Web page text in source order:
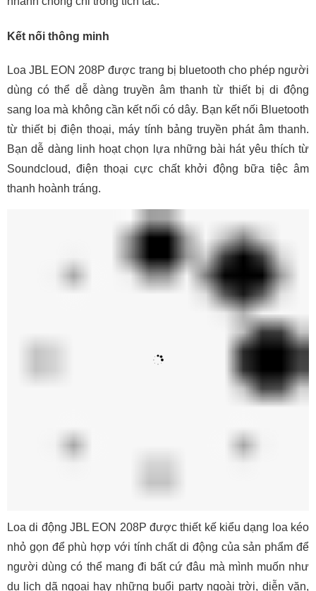
Kết nối thông minh
Loa JBL EON 208P được trang bị bluetooth cho phép người
dùng có thể dễ dàng truyền âm thanh từ thiết bị di động
sang loa mà không cần kết nối có dây. Bạn kết nối Bluetooth
từ thiết bị điện thoại, máy tính bảng truyền phát âm thanh.
Bạn dễ dàng linh hoạt chọn lựa những bài hát yêu thích từ
Soundcloud, điện thoại cực chất khởi động bữa tiệc âm
thanh hoành tráng.
du lịch dã ngoại hay những buổi party ngoài trời, diễn văn,
sân khấu...
Quý khách hàng hãy đến trực tiếp showroom của